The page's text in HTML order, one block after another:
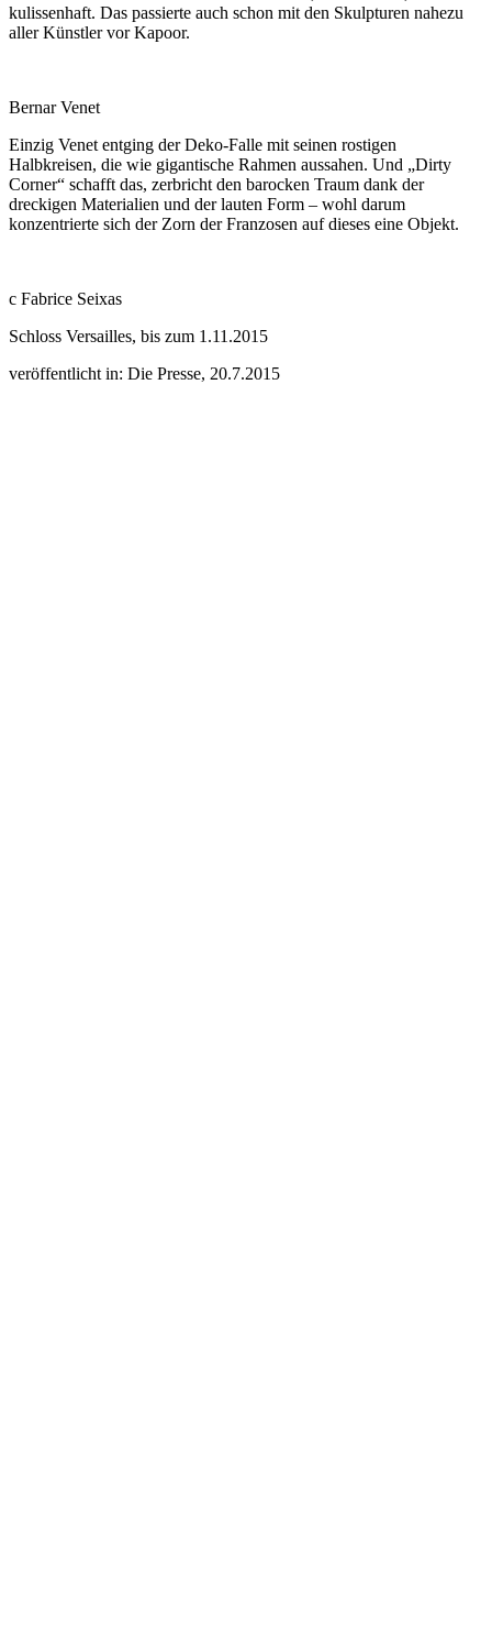
kulissenhaft. Das passierte auch schon mit den Skulpturen nahezu
aller Künstler vor Kapoor.
Bernar Venet
Einzig Venet entging der Deko-Falle mit seinen rostigen
Halbkreisen, die wie gigantische Rahmen aussahen. Und „Dirty
Corner“ schafft das, zerbricht den barocken Traum dank der
dreckigen Materialien und der lauten Form – wohl darum
konzentrierte sich der Zorn der Franzosen auf dieses eine Objekt.
c Fabrice Seixas
Schloss Versailles, bis zum 1.11.2015
veröffentlicht in: Die Presse, 20.7.2015